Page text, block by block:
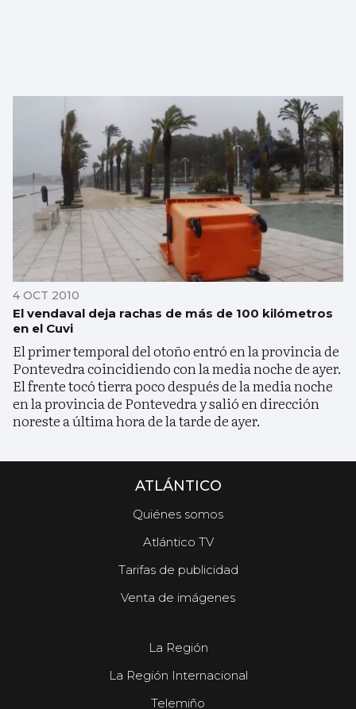
4 OCT 2010
El vendaval deja rachas de más de 100 kilómetros
en el Cuvi
El primer temporal del otoño entró en la provincia de
Pontevedra coincidiendo con la media noche de ayer.
El frente tocó tierra poco después de la media noche
en la provincia de Pontevedra y salió en dirección
noreste a última hora de la tarde de ayer.
ATLÁNTICO
Quiénes somos
Atlántico TV
Tarifas de publicidad
Venta de imágenes
La Región
La Región Internacional
Telemiño